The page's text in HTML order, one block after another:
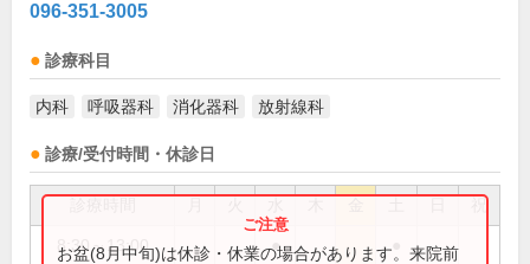
096-351-3005
診療科目
内科 呼吸器科 消化器科 放射線科
診療/受付時間・休診日
祝
8:30～13:00 ●
お盆(8月中旬)は休診・休業の場合があります。来院前